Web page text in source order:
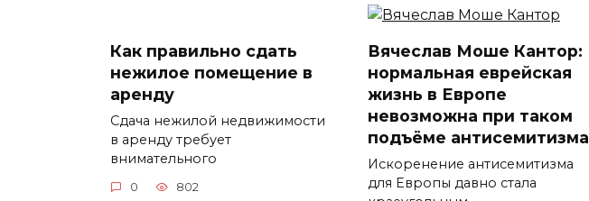
Как правильно сдать
нежилое помещение в
аренду
Сдача нежилой недвижимости
в аренду требует
внимательного
0 802
Вячеслав Моше Кантор:
нормальная еврейская
жизнь в Европе
невозможна при таком
подъёме антисемитизма
Искоренение антисемитизма
для Европы давно стала